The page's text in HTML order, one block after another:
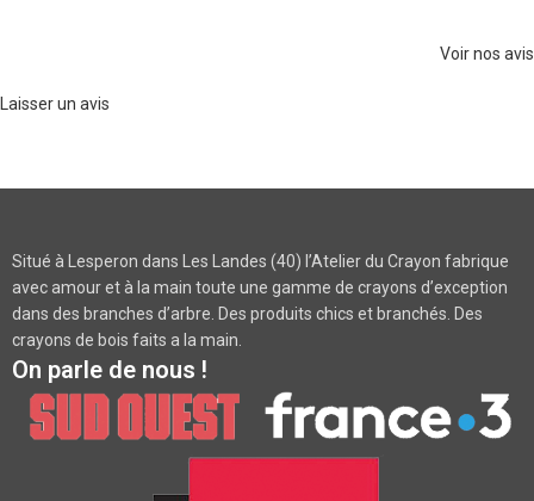
Voir nos avis
Laisser un avis
Situé à Lesperon dans Les Landes (40) l’Atelier du Crayon fabrique
avec amour et à la main toute une gamme de crayons d’exception
dans des branches d’arbre. Des produits chics et branchés. Des
crayons de bois faits a la main.
On parle de nous !